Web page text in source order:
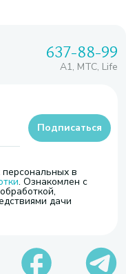
637-88-99
A1, МТС, Life
в
. Ознакомлен с
дачи
Подписаться